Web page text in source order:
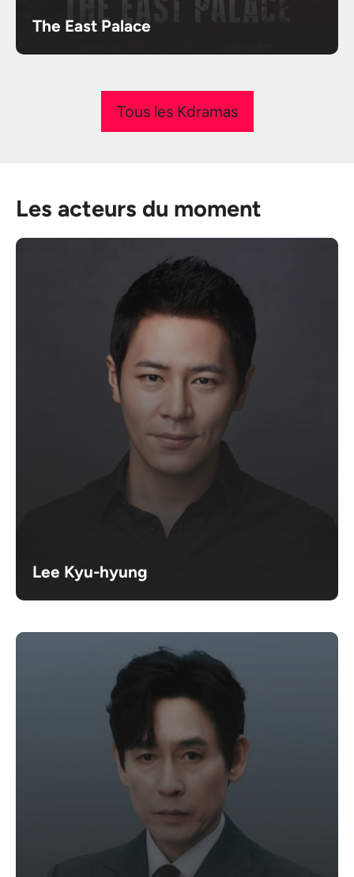
The East Palace
Tous les Kdramas
Les acteurs du moment
Lee Kyu-hyung